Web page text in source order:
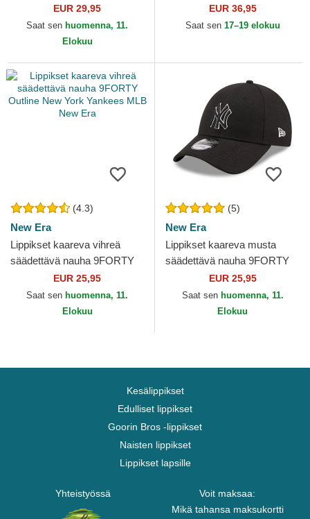
EUR 29,95
Saat sen huomenna, 11.
Elokuu
Football Club Premier League
New Era
EUR 36,95
Saat sen 17–19 elokuu
(4.3)
New Era
Lippikset kaareva vihreä
säädettävä nauha 9FORTY
Outline New York Yankees
MLB New Era
EUR 25,95
Saat sen huomenna, 11.
Elokuu
(5)
New Era
Lippikset kaareva musta
säädettävä nauha 9FORTY
Pop Outline New York
Yankees MLB New Era
EUR 25,95
Saat sen huomenna, 11.
Elokuu
Kesälippikset
Edulliset lippikset
Goorin Bros -lippikset
Naisten lippikset
Lippikset lapsille
Yhteistyössä
Voit maksaa:
Mikä tahansa maksukortti